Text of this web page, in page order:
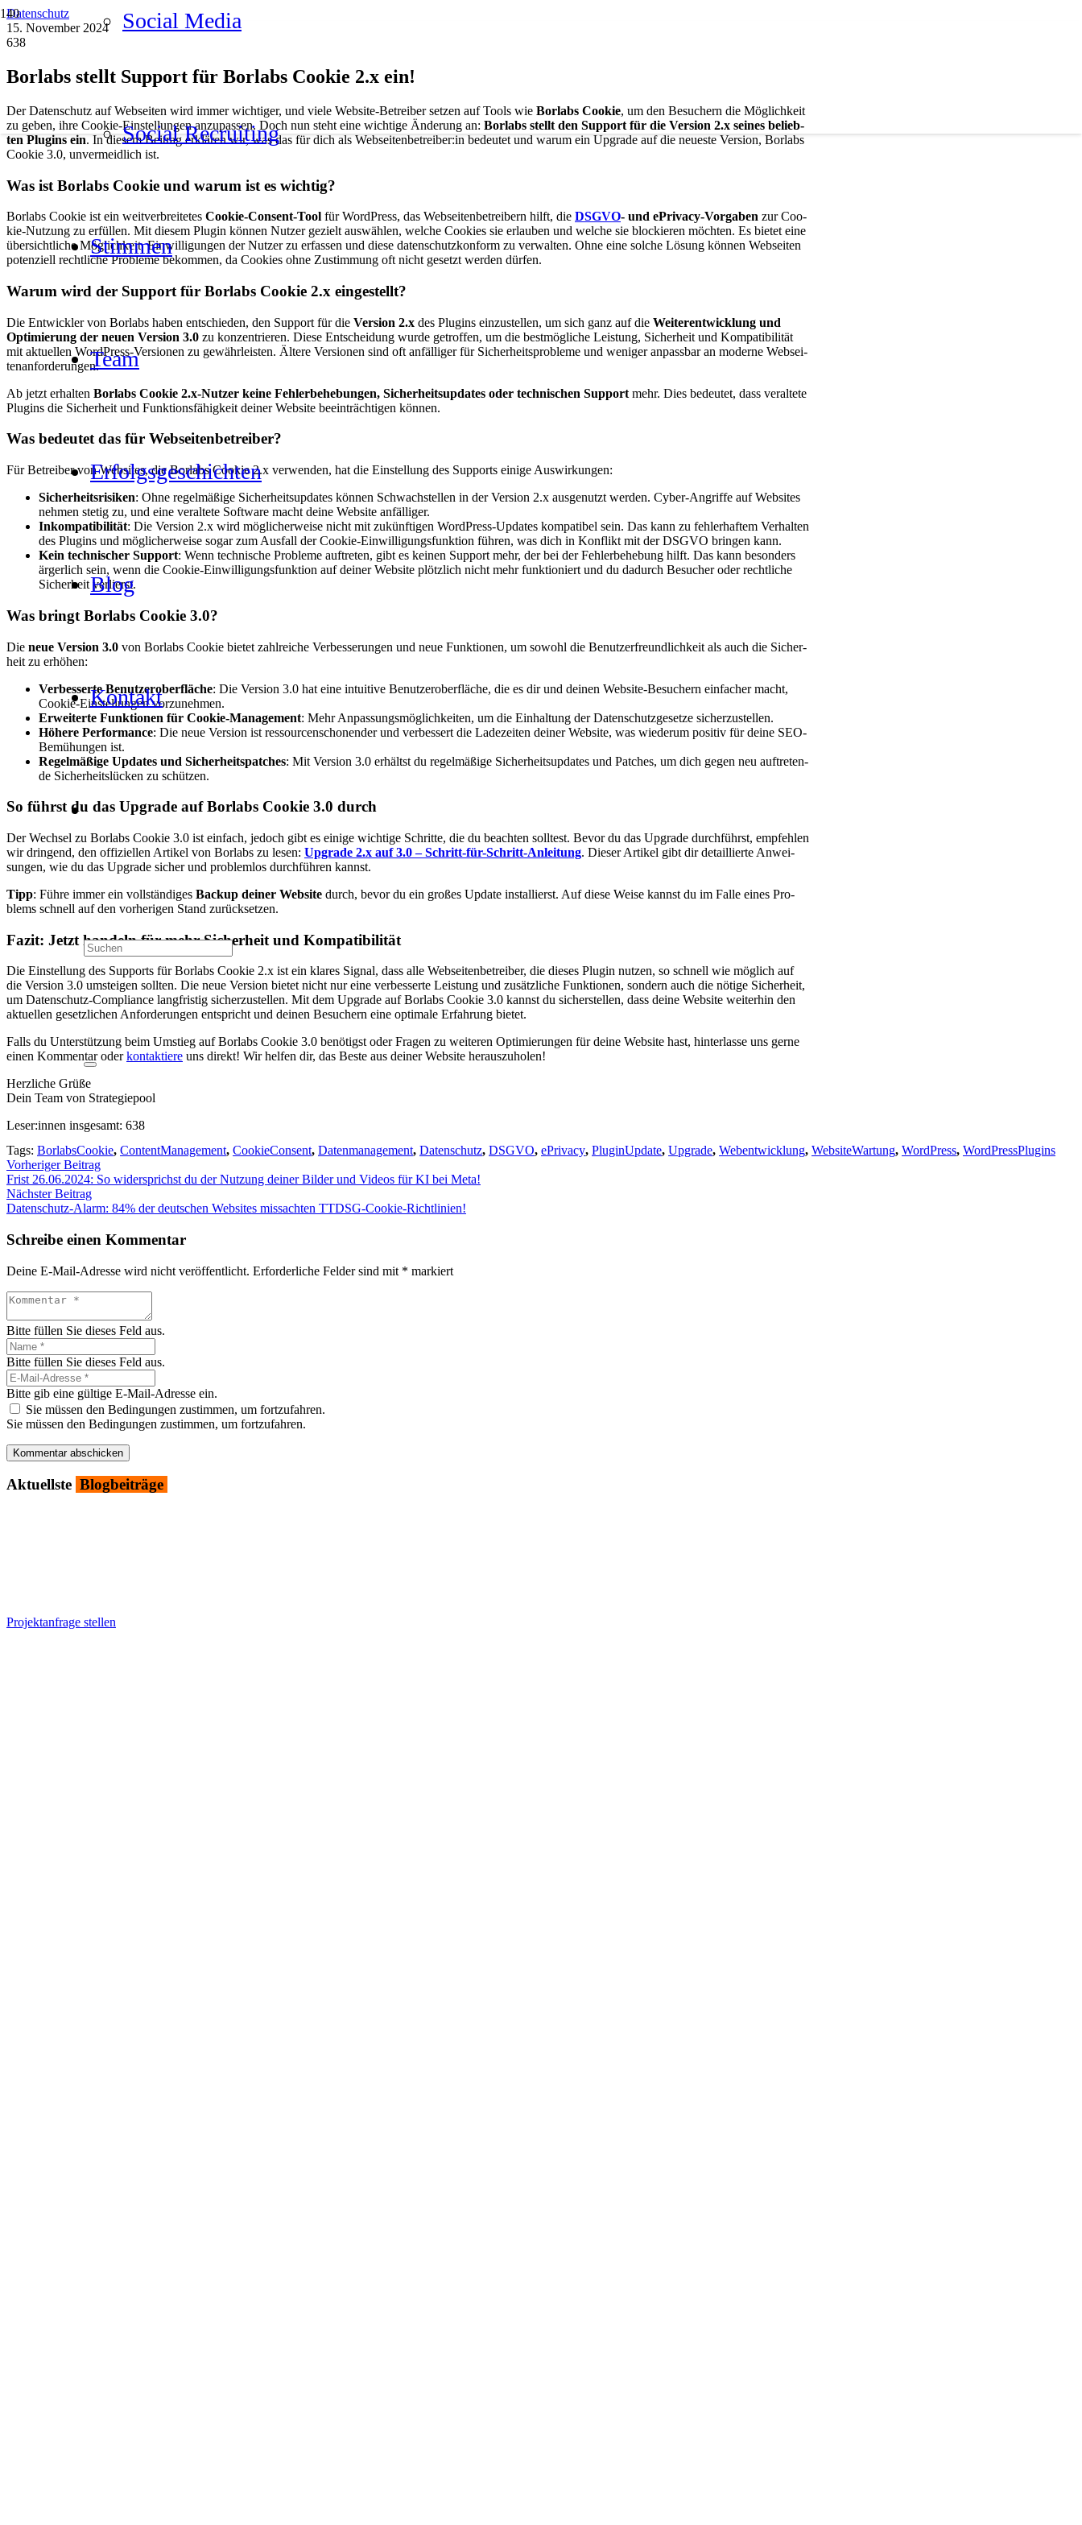
Social Media
Social Recrui­ting
Stim­men
Team
Erfolgs­ge­schich­ten
Blog
Kon­takt
Datenschutz
15. November 2024
638
Borlabs stellt Sup­port für Borlabs Coo­kie 2.x ein!
Der Daten­schutz auf Web­sei­ten wird immer wich­ti­ger, und vie­le Web­site-Betrei­ber set­zen auf Tools wie Borlabs Coo­kie, um den Besu­chern die Mög­lich­keit
zu geben, ihre Coo­kie-Ein­stel­lun­gen anzu­pas­sen. Doch nun steht eine wich­ti­ge Ände­rung an: Borlabs stellt den Sup­port für die Ver­si­on 2.x sei­nes belieb­
ten Plug­ins ein. In die­sem Bei­trag erklä­ren wir, was das für dich als Webseitenbetreiber:in bedeu­tet und war­um ein Upgrade auf die neu­es­te Ver­si­on, Borlabs
Coo­kie 3.0, unver­meid­lich ist.
Was ist Borlabs Coo­kie und war­um ist es wich­tig?
Borlabs Coo­kie ist ein weit­ver­brei­te­tes Coo­kie-Con­sent-Tool für Word­Press, das Web­sei­ten­be­trei­bern hilft, die DSGVO- und ePri­va­cy-Vor­ga­ben zur Coo­
kie-Nut­zung zu erfül­len. Mit die­sem Plug­in kön­nen Nut­zer gezielt aus­wäh­len, wel­che Coo­kies sie erlau­ben und wel­che sie blo­ckie­ren möch­ten. Es bie­tet eine
über­sicht­li­che Mög­lich­keit, Ein­wil­li­gun­gen der Nut­zer zu erfas­sen und die­se daten­schutz­kon­form zu ver­wal­ten. Ohne eine sol­che Lösung kön­nen Web­sei­ten
poten­zi­ell recht­li­che Pro­ble­me bekom­men, da Coo­kies ohne Zustim­mung oft nicht gesetzt wer­den dür­fen.
War­um wird der Sup­port für Borlabs Coo­kie 2.x ein­ge­stellt?
Die Ent­wick­ler von Borlabs haben ent­schie­den, den Sup­port für die Ver­si­on 2.x des Plug­ins ein­zu­stel­len, um sich ganz auf die Wei­ter­ent­wick­lung und
Opti­mie­rung der neu­en Ver­si­on 3.0 zu kon­zen­trie­ren. Die­se Ent­schei­dung wur­de getrof­fen, um die best­mög­li­che Leis­tung, Sicher­heit und Kom­pa­ti­bi­li­tät
mit aktu­el­len Word­Press-Ver­sio­nen zu gewähr­leis­ten. Älte­re Ver­sio­nen sind oft anfäl­li­ger für Sicher­heits­pro­ble­me und weni­ger anpass­bar an moder­ne Web­sei­
ten­an­for­de­run­gen.
Ab jetzt erhal­ten Borlabs Coo­kie 2.x‑Nutzer kei­ne Feh­ler­be­he­bun­gen, Sicher­heits­up­dates oder tech­ni­schen Sup­port mehr. Dies bedeu­tet, dass ver­al­te­te
Plug­ins die Sicher­heit und Funk­ti­ons­fä­hig­keit dei­ner Web­site beein­träch­ti­gen kön­nen.
Was bedeu­tet das für Web­sei­ten­be­trei­ber?
Für Betrei­ber von Web­sites, die Borlabs Coo­kie 2.x ver­wen­den, hat die Ein­stel­lung des Sup­ports eini­ge Aus­wir­kun­gen:
Sicher­heits­ri­si­ken: Ohne regel­mä­ßi­ge Sicher­heits­up­dates kön­nen Schwach­stel­len in der Ver­si­on 2.x aus­ge­nutzt wer­den. Cyber-Angrif­fe auf Web­sites
neh­men ste­tig zu, und eine ver­al­te­te Soft­ware macht dei­ne Web­site anfäl­li­ger.
Inkom­pa­ti­bi­li­tät: Die Ver­si­on 2.x wird mög­li­cher­wei­se nicht mit zukünf­ti­gen Word­Press-Updates kom­pa­ti­bel sein. Das kann zu feh­ler­haf­tem Ver­hal­ten
des Plug­ins und mög­li­cher­wei­se sogar zum Aus­fall der Coo­kie-Ein­wil­li­gungs­funk­ti­on füh­ren, was dich in Kon­flikt mit der DSGVO brin­gen kann.
Kein tech­ni­scher Sup­port: Wenn tech­ni­sche Pro­ble­me auf­tre­ten, gibt es kei­nen Sup­port mehr, der bei der Feh­ler­be­he­bung hilft. Das kann beson­ders
ärger­lich sein, wenn die Coo­kie-Ein­wil­li­gungs­funk­ti­on auf dei­ner Web­site plötz­lich nicht mehr funk­tio­niert und du dadurch Besu­cher oder recht­li­che
Sicher­heit ver­lierst.
Was bringt Borlabs Coo­kie 3.0?
Die neue Ver­si­on 3.0 von Borlabs Coo­kie bie­tet zahl­rei­che Ver­bes­se­run­gen und neue Funk­tio­nen, um sowohl die Benut­zer­freund­lich­keit als auch die Sicher­
heit zu erhö­hen:
Ver­bes­ser­te Benut­zer­ober­flä­che: Die Ver­si­on 3.0 hat eine intui­ti­ve Benut­zer­ober­flä­che, die es dir und dei­nen Web­site-Besu­chern ein­fa­cher macht,
Coo­kie-Ein­stel­lun­gen vor­zu­neh­men.
Erwei­ter­te Funk­tio­nen für Coo­kie-Manage­ment: Mehr Anpas­sungs­mög­lich­kei­ten, um die Ein­hal­tung der Daten­schutz­ge­set­ze sicher­zu­stel­len.
Höhe­re Per­for­mance: Die neue Ver­si­on ist res­sour­cen­scho­nen­der und ver­bes­sert die Lade­zei­ten dei­ner Web­site, was wie­der­um posi­tiv für dei­ne SEO-
Bemü­hun­gen ist.
Regel­mä­ßi­ge Updates und Sicher­heits­patches: Mit Ver­si­on 3.0 erhältst du regel­mä­ßi­ge Sicher­heits­up­dates und Patches, um dich gegen neu auf­tre­ten­
de Sicher­heits­lü­cken zu schüt­zen.
So führst du das Upgrade auf Borlabs Coo­kie 3.0 durch
Der Wech­sel zu Borlabs Coo­kie 3.0 ist ein­fach, jedoch gibt es eini­ge wich­ti­ge Schrit­te, die du beach­ten soll­test. Bevor du das Upgrade durch­führst, emp­feh­len
wir drin­gend, den offi­zi­el­len Arti­kel von Borlabs zu lesen: Upgrade 2.x auf3.0– Schritt-für-Schritt-Anlei­tung. Die­ser Arti­kel gibt dir detail­lier­te Anwei­
sun­gen, wie du das Upgrade sicher und pro­blem­los durch­füh­ren kannst.
Tipp: Füh­re immer ein voll­stän­di­ges Back­up dei­ner Web­site durch, bevor du ein gro­ßes Update instal­lierst. Auf die­se Wei­se kannst du im Fal­le eines Pro­
blems schnell auf den vor­he­ri­gen Stand zurück­set­zen.
Fazit: Jetzt han­deln für mehr Sicher­heit und Kom­pa­ti­bi­li­tät
Die Ein­stel­lung des Sup­ports für Borlabs Coo­kie 2.x ist ein kla­res Signal, dass alle Web­sei­ten­be­trei­ber, die die­ses Plug­in nut­zen, so schnell wie mög­lich auf
die Ver­si­on 3.0 umstei­gen soll­ten. Die neue Ver­si­on bie­tet nicht nur eine ver­bes­ser­te Leis­tung und zusätz­li­che Funk­tio­nen, son­dern auch die nöti­ge Sicher­heit,
um Daten­schutz-Com­pli­ance lang­fris­tig sicher­zu­stel­len. Mit dem Upgrade auf Borlabs Coo­kie 3.0 kannst du sicher­stel­len, dass dei­ne Web­site wei­ter­hin den
aktu­el­len gesetz­li­chen Anfor­de­run­gen ent­spricht und dei­nen Besu­chern eine opti­ma­le Erfah­rung bie­tet.
Falls du Unter­stüt­zung beim Umstieg auf Borlabs Coo­kie 3.0 benö­tigst oder Fra­gen zu wei­te­ren Opti­mie­run­gen für dei­ne Web­site hast, hin­ter­las­se uns ger­ne
einen Kom­men­tar oderkon­tak­tie­re uns direkt! Wir hel­fen dir, das Bes­te aus dei­ner Web­site her­aus­zu­ho­len!
Herz­li­che Grü­ße
Dein Team von Stra­te­gie­pool
Leser:innen ins­ge­samt: 638
Tags: BorlabsCookie, ContentManagement, CookieConsent, Datenmanagement, Datenschutz, DSGVO, ePrivacy, PluginUpdate, Upgrade, Webentwicklung, WebsiteWartung, WordPress, WordPressPlugins
Vorheriger Beitrag
Frist 26.06.2024: So wider­sprichst du der Nut­zung dei­ner Bil­der und Vide­os für KI bei Meta!
Nächster Beitrag
Daten­schutz-Alarm: 84% der deut­schen Web­sites miss­ach­ten TTDSG-Coo­kie-Richt­li­ni­en!
Schreibe einen Kommentar
Deine E-Mail-Adresse wird nicht veröffentlicht. Erforderliche Felder sind mit * markiert
Bitte füllen Sie dieses Feld aus.
Bitte füllen Sie dieses Feld aus.
Bitte gib eine gültige E-Mail-Adresse ein.
Sie müssen den Bedingungen zustimmen, um fortzufahren.
Sie müssen den Bedingungen zustimmen, um fortzufahren.
Kommentar abschicken
Aktu­ells­te Blog­bei­trä­ge
Projektanfrage stellen